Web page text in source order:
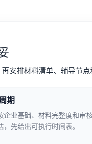
安排材料清单、辅导节点
期
企业基础、材料完整度和审
，先给出可执行时间表。